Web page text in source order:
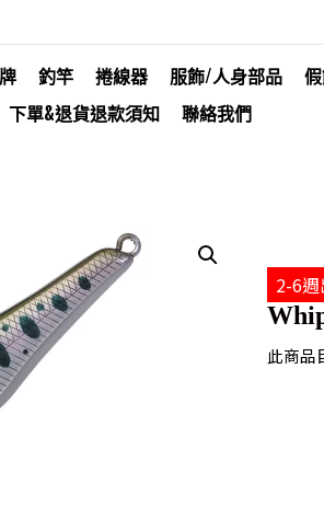
釣竿 捲線器 服飾/人身部品
下單&退貨退款須知
聯絡我們
2-6
此商品